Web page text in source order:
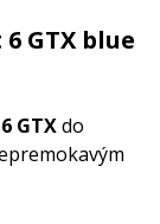
GTX blue
GTXdo